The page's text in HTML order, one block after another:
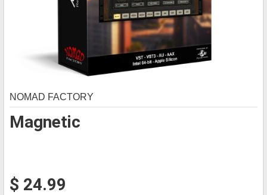
Magnetic
NOMAD FACTORY
$ 24.99